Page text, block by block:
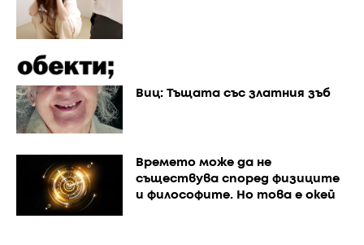
Виц: Тъщата със златния зъб
Времето може да не
съществува според физиците
и философите. Но това е окей